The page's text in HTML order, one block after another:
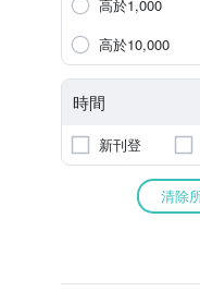
高於1,000
高於10,000
時間
新刊登
清除